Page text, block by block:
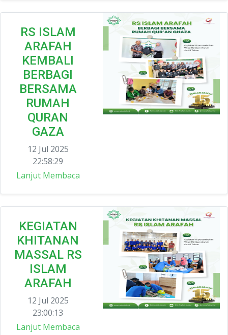
RS ISLAM
ARAFAH
KEMBALI
BERBAGI
BERSAMA
RUMAH
QURAN
GAZA
12 Jul 2025
22:58:29
Lanjut Membaca
KEGIATAN
KHITANAN
MASSAL RS
ISLAM
ARAFAH
12 Jul 2025
23:00:13
Lanjut Membaca